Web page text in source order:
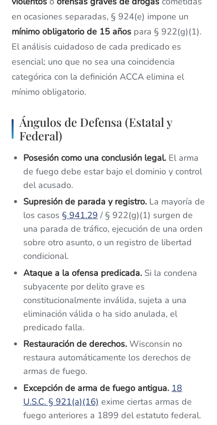
en ocasiones separadas, § 924(e) impone un
mínimo obligatorio de 15 años para § 922(g)(1).
El análisis cuidadoso de cada predicado es
esencial; uno que no sea una coincidencia
categórica con la definición ACCA elimina el
mínimo obligatorio.
Ángulos de Defensa (Estatal y
Federal)
Posesión como una conclusión legal. El arma
de fuego debe estar bajo el dominio y control
del acusado.
Supresión de parada y registro. La mayoría de
los casos § 941.29 / § 922(g)(1) surgen de
una parada de tráfico, ejecución de una orden
sobre otro asunto, o un registro de libertad
condicional.
Ataque a la ofensa predicada. Si la condena
subyacente por delito grave es
constitucionalmente inválida, sujeta a una
eliminación válida o ha sido anulada, el
predicado falla.
Restauración de derechos. Wisconsin no
restaura automáticamente los derechos de
armas de fuego.
Excepción de arma de fuego antigua. 18
U.S.C. § 921(a)(16) exime ciertas armas de
fuego anteriores a 1899 del estatuto federal.